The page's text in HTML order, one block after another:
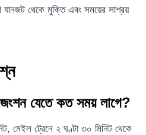
থেকে মুক্তি এবং সময়ের সাশ্রয়
যেতে কত সময় লাগে?
মেইল ট্রেনে ২ ঘণ্টা ৩০ মিনিট থেকে